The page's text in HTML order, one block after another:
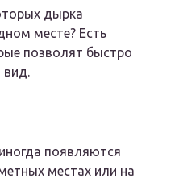
дырка
месте? Есть
позволят быстро
вид.
появляются
местах или на